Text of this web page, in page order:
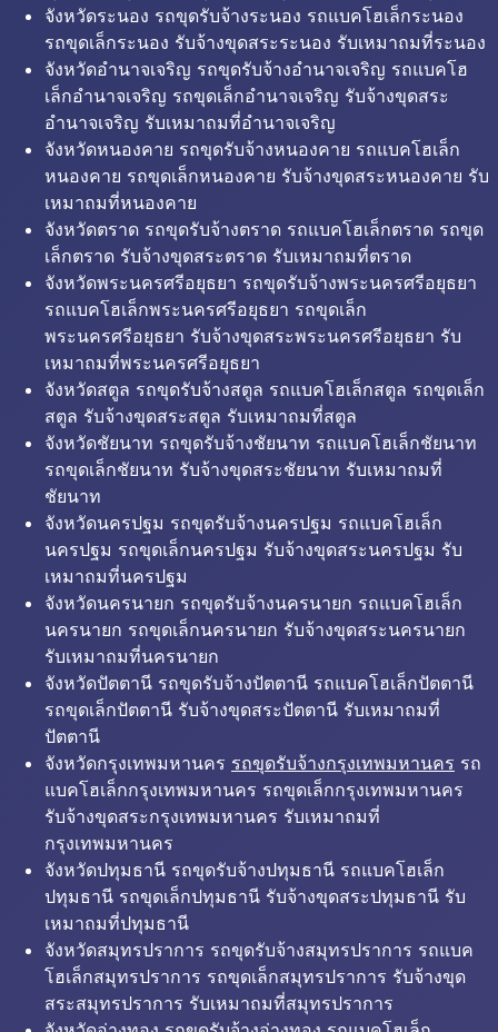
จังหวัดระนอง รถขุดรับจ้างระนอง รถแบคโฮเล็กระนอง
รถขุดเล็กระนอง รับจ้างขุดสระระนอง รับเหมาถมที่ระนอง
จังหวัดอำนาจเจริญ รถขุดรับจ้างอำนาจเจริญ รถแบคโฮ
เล็กอำนาจเจริญ รถขุดเล็กอำนาจเจริญ รับจ้างขุดสระ
อำนาจเจริญ รับเหมาถมที่อำนาจเจริญ
จังหวัดหนองคาย รถขุดรับจ้างหนองคาย รถแบคโฮเล็ก
หนองคาย รถขุดเล็กหนองคาย รับจ้างขุดสระหนองคาย รับ
เหมาถมที่หนองคาย
จังหวัดตราด รถขุดรับจ้างตราด รถแบคโฮเล็กตราด รถขุด
เล็กตราด รับจ้างขุดสระตราด รับเหมาถมที่ตราด
จังหวัดพระนครศรีอยุธยา รถขุดรับจ้างพระนครศรีอยุธยา
รถแบคโฮเล็กพระนครศรีอยุธยา รถขุดเล็ก
พระนครศรีอยุธยา รับจ้างขุดสระพระนครศรีอยุธยา รับ
เหมาถมที่พระนครศรีอยุธยา
จังหวัดสตูล รถขุดรับจ้างสตูล รถแบคโฮเล็กสตูล รถขุดเล็ก
สตูล รับจ้างขุดสระสตูล รับเหมาถมที่สตูล
จังหวัดชัยนาท รถขุดรับจ้างชัยนาท รถแบคโฮเล็กชัยนาท
รถขุดเล็กชัยนาท รับจ้างขุดสระชัยนาท รับเหมาถมที่
ชัยนาท
จังหวัดนครปฐม รถขุดรับจ้างนครปฐม รถแบคโฮเล็ก
นครปฐม รถขุดเล็กนครปฐม รับจ้างขุดสระนครปฐม รับ
เหมาถมที่นครปฐม
จังหวัดนครนายก รถขุดรับจ้างนครนายก รถแบคโฮเล็ก
นครนายก รถขุดเล็กนครนายก รับจ้างขุดสระนครนายก
รับเหมาถมที่นครนายก
จังหวัดปัตตานี รถขุดรับจ้างปัตตานี รถแบคโฮเล็กปัตตานี
รถขุดเล็กปัตตานี รับจ้างขุดสระปัตตานี รับเหมาถมที่
ปัตตานี
จังหวัดกรุงเทพมหานคร รถขุดรับจ้างกรุงเทพมหานคร รถ
แบคโฮเล็กกรุงเทพมหานคร รถขุดเล็กกรุงเทพมหานคร
รับจ้างขุดสระกรุงเทพมหานคร รับเหมาถมที่
กรุงเทพมหานคร
จังหวัดปทุมธานี รถขุดรับจ้างปทุมธานี รถแบคโฮเล็ก
ปทุมธานี รถขุดเล็กปทุมธานี รับจ้างขุดสระปทุมธานี รับ
เหมาถมที่ปทุมธานี
จังหวัดสมุทรปราการ รถขุดรับจ้างสมุทรปราการ รถแบค
โฮเล็กสมุทรปราการ รถขุดเล็กสมุทรปราการ รับจ้างขุด
สระสมุทรปราการ รับเหมาถมที่สมุทรปราการ